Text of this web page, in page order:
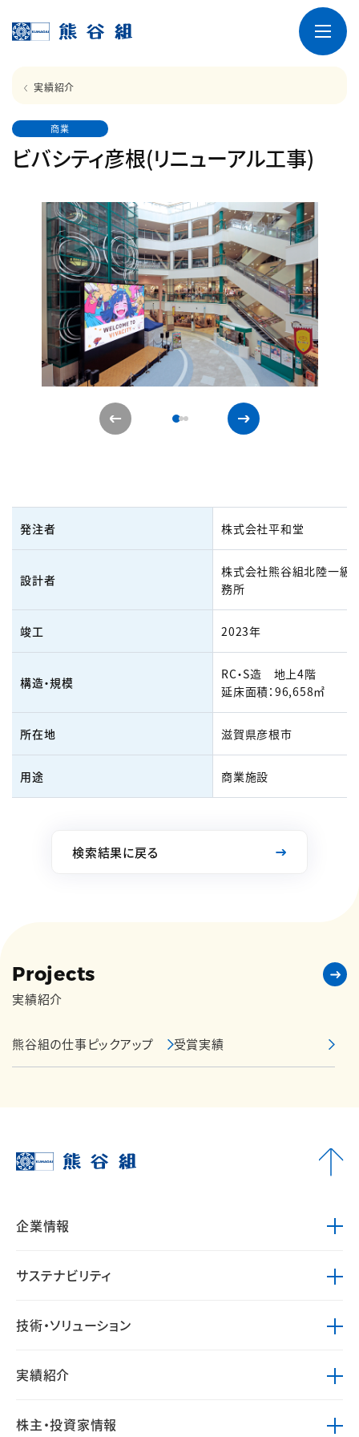
実績紹介
商業
ビバシティ彦根(リニューアル工事)
発注者 株式会社平和堂
設計者
株式会社熊谷組北陸一級
務所
竣工 2023年
構造・規模
RC・S造 地上4階
延床面積：96,658㎡
所在地 滋賀県彦根市
用途 商業施設
検索結果に戻る
Projects
実績紹介
熊谷組の仕事ピックアップ 受賞実績
企業情報
サステナビリティ
技術・ソリューション
実績紹介
株主・投資家情報